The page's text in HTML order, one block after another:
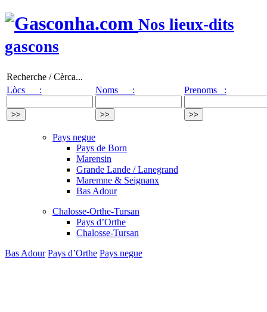
Nos lieux-dits
gascons
Recherche / Cèrca...
Lòcs :
Noms : Prenoms :
Pays negue
Pays de Born
Marensin
Grande Lande / Lanegrand
Maremne & Seignanx
Bas Adour
Chalosse-Orthe-Tursan
Pays d’Orthe
Chalosse-Tursan
Bas Adour Pays d’Orthe Pays negue